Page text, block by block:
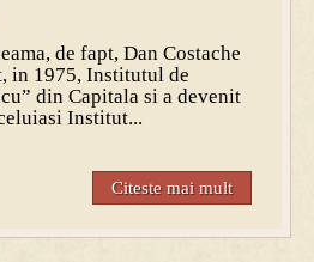
de fapt, Dan Costache
in 1975, Institutul de
din Capitala si a devenit
Institut...
Citeste mai mult